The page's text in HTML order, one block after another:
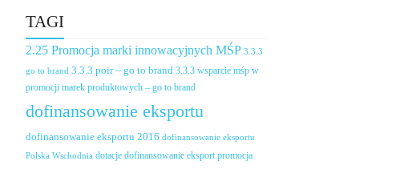
TAGI
2.25 Promocja marki innowacyjnych MŚP 3.3.3
go to brand 3.3.3 poir – go to brand 3.3.3 wsparcie mśp w
promocji marek produktowych – go to brand
dofinansowanie eksportu
dofinansowanie eksportu 2016 dofinansowanie eksportu
Polska Wschodnia dotacje dofinansowanie eksport promocja